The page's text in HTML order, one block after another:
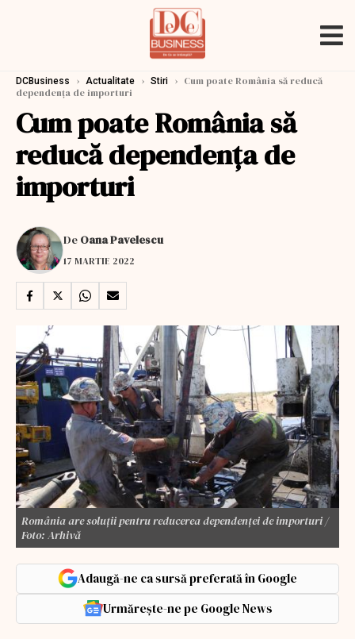
DCBusiness › Actualitate › Stiri › Cum poate România să reducă
dependența de importuri
Cum poate România să
reducă dependența de
importuri
De Oana Pavelescu
17 MARTIE 2022
România are soluții pentru reducerea dependenței de importuri /
Foto: Arhivă
Adaugă-ne ca sursă preferată în Google
Urmărește-ne pe Google News